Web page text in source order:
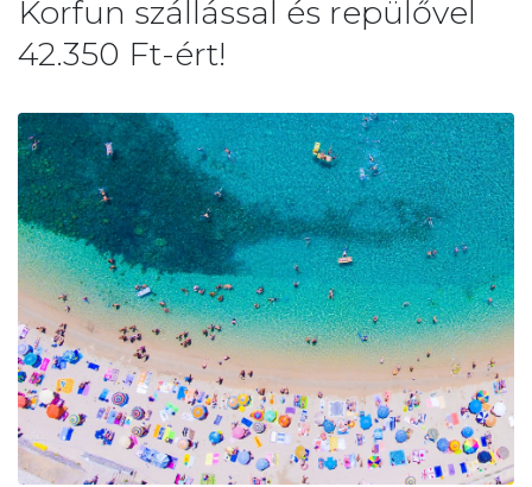
Korfun szállással és repülővel
42.350 Ft-ért!